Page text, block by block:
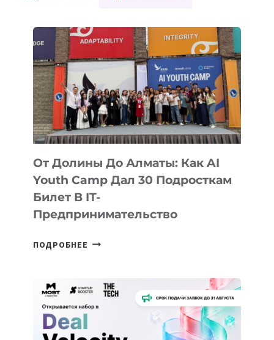
От Долины До Алматы: Как AI
Youth Camp Дал 30 Подросткам
Билет В IT-
Предпринимательство
ПОДРОБНЕЕ ОТ
АЛМАТЫ:
КАК
AI
YOUTH